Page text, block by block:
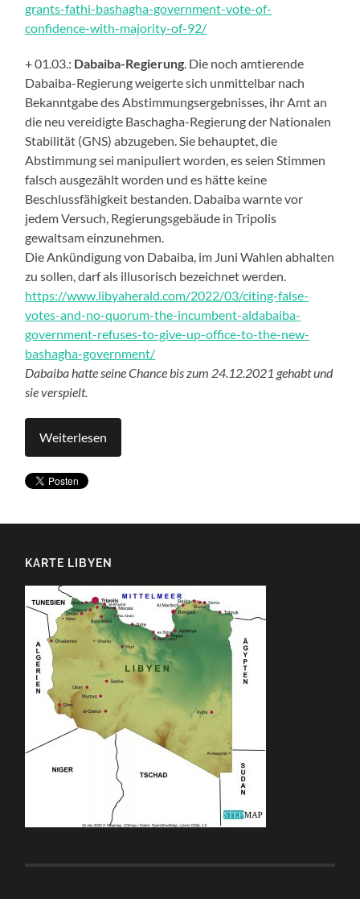
grants-fathi-bashagha-government-vote-of-
confidence-with-majority-of-92/
+ 01.03.: Dabaiba-Regierung. Die noch amtierende
Dabaiba-Regierung weigerte sich unmittelbar nach
Bekanntgabe des Abstimmungsergebnisses, ihr Amt an
die neu vereidigte Baschagha-Regierung der Nationalen
Stabilität (GNS) abzugeben. Sie behauptet, die
Abstimmung sei manipuliert worden, es seien Stimmen
falsch ausgezählt worden und es hätte keine
Beschlussfähigkeit bestanden. Dabaiba warnte vor
jedem Versuch, Regierungsgebäude in Tripolis
gewaltsam einzunehmen.
Die Ankündigung von Dabaiba, im Juni Wahlen abhalten
zu sollen, darf als illusorisch bezeichnet werden.
https://www.libyaherald.com/2022/03/citing-false-
votes-and-no-quorum-the-incumbent-aldabaiba-
government-refuses-to-give-up-office-to-the-new-
bashagha-government/
Dabaiba hatte seine Chance bis zum 24.12.2021 gehabt und
sie verspielt.
Weiterlesen
KARTE LIBYEN